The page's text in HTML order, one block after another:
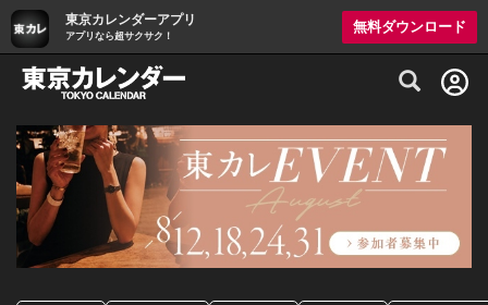
東京カレンダーアプリ
アプリなら超サクサク！
無料ダウンロード
グルメ情報・プレミアムレストラン予約